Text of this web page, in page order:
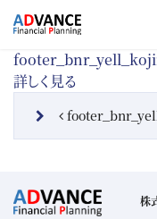
コンテンツへスキップ
詳しく見る
投稿ナビゲー
株